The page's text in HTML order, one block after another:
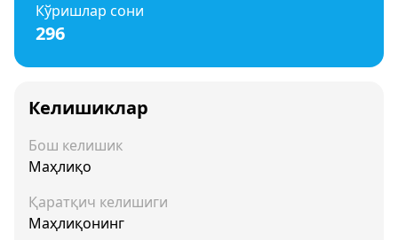
Кўришлар сони
296
Келишиклар
Бош келишик
Маҳлиқо
Қаратқич келишиги
Маҳлиқонинг